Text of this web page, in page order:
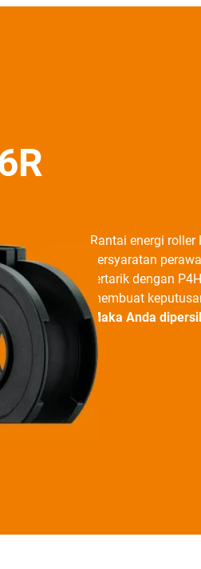
Rantai energi
persyaratan
tertarik dengan
membuat
Maka Anda